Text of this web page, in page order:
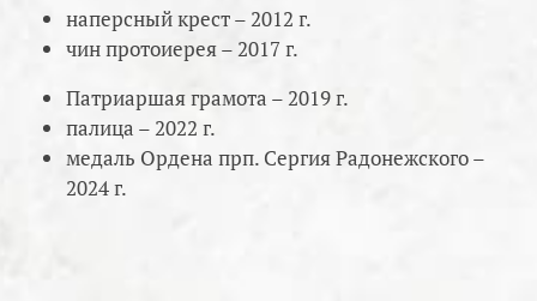
наперсный крест – 2012 г.
чин протоиерея – 2017 г.
Патриаршая грамота – 2019 г.
палица – 2022 г.
медаль Ордена прп. Сергия Радонежского –
2024 г.